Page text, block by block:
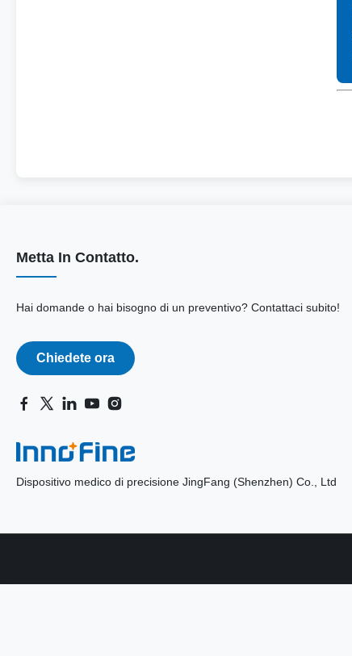
Metta In Contatto.
Hai domande o hai bisogno di un preventivo? Contattaci subito!
Chiedete ora
Dispositivo medico di precisione JingFang (Shenzhen) Co., Ltd